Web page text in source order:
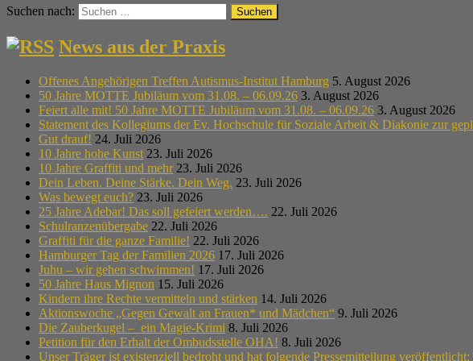
Suchen nach:
News aus der Praxis
Offenes Angehörigen Treffen Autismus-Institut Hamburg 5. August 2026
50 Jahre MOTTE Jubiläum vom 31.08. – 06.09.26 3. August 2026
Feiert alle mit! 50 Jahre MOTTE Jubiläum vom 31.08. – 06.09.26 3. August 2026
Statement des Kollegiums der Ev. Hochschule für Soziale Arbeit & Diakonie zur
Gut drauf! 24. Juli 2026
10 Jahre hohe Kunst 23. Juli 2026
10 Jahre Graffiti und mehr 23. Juli 2026
Dein Leben. Deine Stärke. Dein Weg. 23. Juli 2026
Was bewegt euch? 23. Juli 2026
25 Jahre Adebar! Das soll gefeiert werden…. 22. Juli 2026
Schulranzenübergabe 22. Juli 2026
Graffiti für die ganze Familie! 22. Juli 2026
Hamburger Tag der Familien 2026 17. Juli 2026
Juhu – wir gehen schwimmen! 17. Juli 2026
50 Jahre Haus Mignon 15. Juli 2026
Kindern ihre Rechte vermitteln und stärken 14. Juli 2026
Aktionswoche „Gegen Gewalt an Frauen* und Mädchen“ 9. Juli 2026
Die Zauberkugel – ein Magie-Krimi 8. Juli 2026
Petition für den Erhalt der Ombudsstelle OHA! 8. Juli 2026
Unser Träger ist existenziell bedroht und hat folgende Pressemitteilung veröffentlicht: